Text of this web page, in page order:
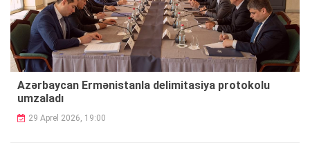
Azərbaycan Ermənistanla delimitasiya protokolu
umzaladı
29 Aprel 2026, 19:00